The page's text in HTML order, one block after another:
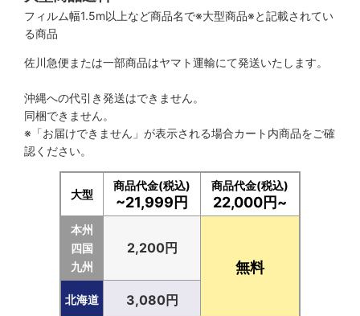
フィルム幅1.5m以上など商品名で※大型商品※と記載されてい
る商品
佐川急便または一部商品はヤマト運輸にて発送いたします。
沖縄への代引き発送はできません。
同梱できません。
※「お届けできません」が表示される場合カート内商品をご確
認ください。
大型
商品代金(税込)
~21,999円
商品代金(税込)
22,000円~
本州
四国
九州
2,200円
無料
北海道 3,080円